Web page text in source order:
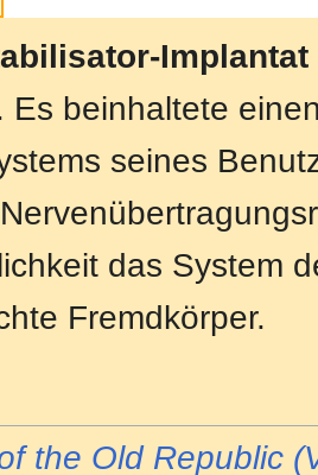
Implantat
Es beinhaltete
seines
das System
Fremdkörper.
the Old Republic